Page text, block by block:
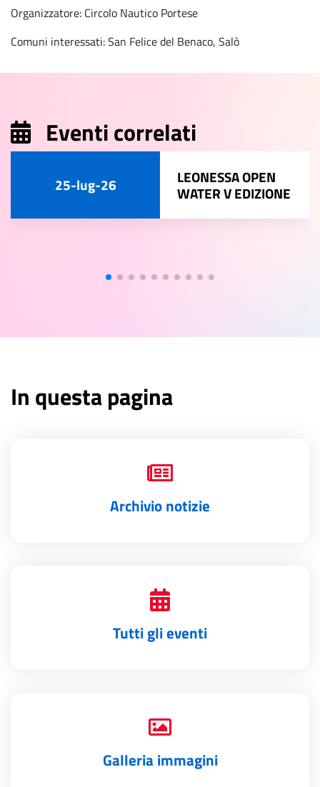
Organizzatore: Circolo Nautico Portese
Comuni interessati: San Felice del Benaco, Salò
Eventi correlati
25-lug-26 LEONESSA OPEN
WATER V EDIZIONE
In questa pagina
Archivio notizie
Tutti gli eventi
Galleria immagini